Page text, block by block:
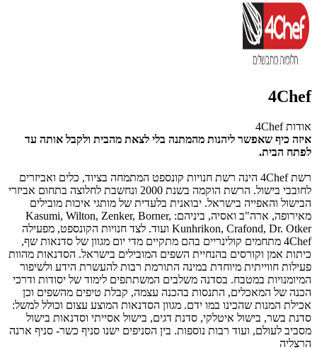
4Chef
אודות 4Chef
איזה כיף שאפשר ליהנות מהמתנה בלי לצאת מהבית ולקבל אותה עד
לפתח הבית.
רשת 4Chef הינה רשת חנויות קונספט המתמחה בציוד, כלים ואביזרים
לחובבי בישול. הרשת הוקמה בשנת 2000 ונחשבת לחלוצה בתחום אביזרי
הבישול והאפייה בישראל. יבואנית בלעדית של מותגי איכות מובילים
מאירופה, ארה"ב ואסיה, ביניהם: Kasumi, Wilton, Zenker, Borner,
Kunhrikon, Crafond, Dr. Otker ועוד. לצד חנויות הקונספט, מפעילה
4Chef מתחמים קולינריים בהם מתקיים מדי יום מגוון של סדנאות שף,
כיתות אמן וקורסים בהנחיית השפים המובילים בישראל. הסדנאות מהוות
פעילות חווייתית מיוחדת במינה התורמת רבות להעשרת הידע ולשיפור
המיומנויות במטבח. בסדנה משלבים המשתתפים לימוד של יסודות ודרכי
הכנה של המאכלים, התנסות בהכנה עצמה, קבלת טיפים מהשפים וכן
אכילת המנות שהכינו במו ידם. מגוון הסדנאות המוצע עצום וכולל למשל:
סדנת בשר, בישול איטלקי, סדנת דגים, בישול אסייתי וסדנאות בישול
מסביב לעולם, ועוד רבות נוספות. בין הסניפים ישנו סניף כשר- סניף ארנה
הרצליה